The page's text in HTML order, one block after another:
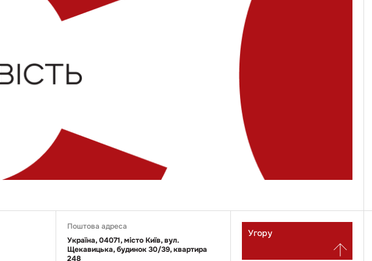
Поштова адреса
Україна, 04071, місто Київ, вул.
Щекавицька, будинок 30/39, квартира
248
Угору